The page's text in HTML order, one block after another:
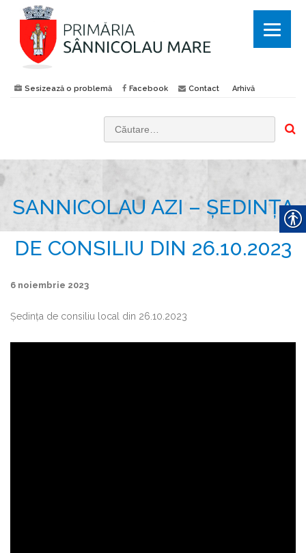
Sesizează o problemă Facebook Contact Arhivă
ă
:
SANNICOLAU AZI – ȘEDINȚA
DE CONSILIU DIN 26.10.2023
6 noiembrie 2023
Ședința de consiliu local din 26.10.2023